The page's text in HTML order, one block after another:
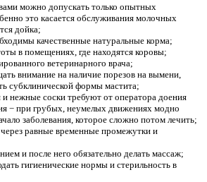
можно допускать только опытных
это касается обслуживания молочных
дойка;
качественные натуральные корма;
в помещениях, где находятся коровы;
ветеринарного врача;
внимание на наличие порезов на вымени,
субклинической формы мастита;
нежные соски требуют от оператора доения
− при грубых, неумелых движениях модно
заболевания, которое сложно потом лечить;
равные временные промежутки и
и после него обязательно делать массаж;
гигиенические нормы и стерильность в